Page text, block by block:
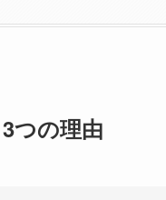
つの理由